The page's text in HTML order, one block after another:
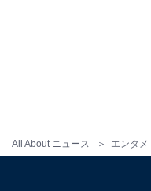
All About ニュース エンタメ